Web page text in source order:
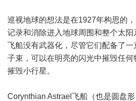
巡视地球的想法是在1927年构思的
记录和消除进入地球周围和整个太阳
飞船没有武器化，尽管它们配备了
子束，可以在明亮的闪光中摧毁任
摧毁小行星。
Corynthian Astrael飞船（也是圆盘